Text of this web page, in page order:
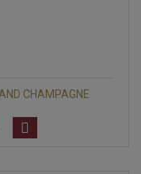
CHAMPAGNE